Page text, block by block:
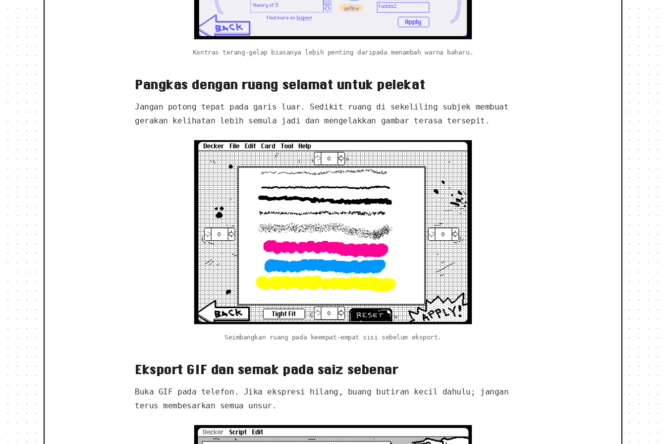
Kontras terang-gelap biasanya lebih penting daripada menambah warna baharu.
Pangkas dengan ruang selamat untuk pelekat
Jangan potong tepat pada garis luar. Sedikit ruang di sekeliling subjek membuat
gerakan kelihatan lebih semula jadi dan mengelakkan gambar terasa tersepit.
Seimbangkan ruang pada keempat-empat sisi sebelum eksport.
Eksport GIF dan semak pada saiz sebenar
Buka GIF pada telefon. Jika ekspresi hilang, buang butiran kecil dahulu; jangan
terus membesarkan semua unsur.